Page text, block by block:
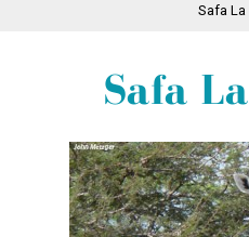
Safa La
Safa